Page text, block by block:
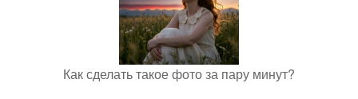
Как сделать такое фото за пару минут?